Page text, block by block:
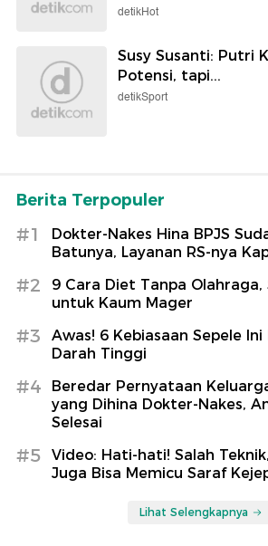
detikHot
Susy Susanti: Putri
Potensi, tapi...
detikSport
Berita Terpopuler
#1
Dokter-Nakes Hina BPJS
Batunya, Layanan RS-nya
#2
9 Cara Diet Tanpa Olahraga,
untuk Kaum Mager
#3
Awas! 6 Kebiasaan Sepele
Darah Tinggi
#4
Beredar Pernyataan
yang Dihina Dokter-Nakes,
Selesai
#5
Video: Hati-hati! Salah
Juga Bisa Memicu Saraf
Lihat Selengkapnya